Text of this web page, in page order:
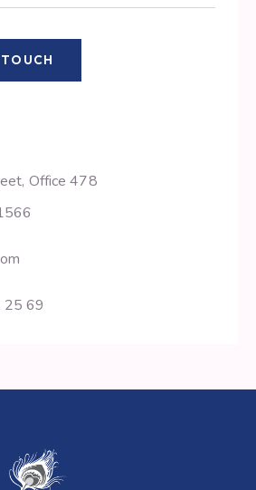
Office 478
69